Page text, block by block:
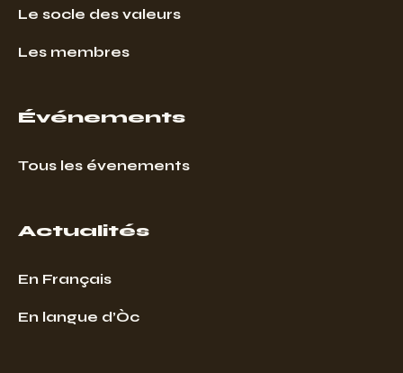
Le socle des valeurs
Les membres
Événements
Tous les évenements
Actualités
En Français
En langue d’Òc